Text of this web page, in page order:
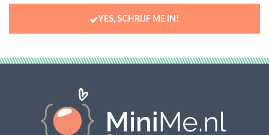
YES, SCHRIJF ME IN!